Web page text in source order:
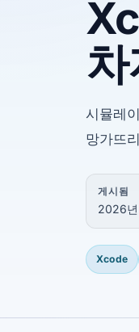
시뮬레
망가뜨
게시됨
2026년
Xcode